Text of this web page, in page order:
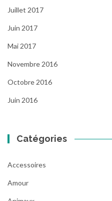
Juillet 2017
Juin 2017
Mai 2017
Novembre 2016
Octobre 2016
Juin 2016
Catégories
Accessoires
Amour